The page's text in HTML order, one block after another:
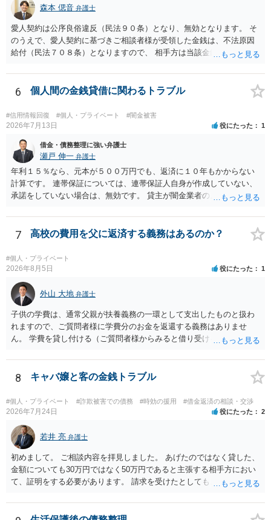
森本 偲音 弁護士
愛人契約は公序良俗違反（民法９０条）となり、無効となります。 そ
のうえで、愛人契約に基づきご相談者様が受領した金銭は、不法原因
給付（民法７０８条）となりますので、 相手方は当該金銭の返還請求
6 個人間の金銭貸借に関わるトラブル
#信用情報回復 #個人・プライベート #闇金被害
2026年7月13日 役にたった 1
借金・債務整理に強い弁護士
瀬戸 伸一 弁護士
年利１５％なら、元本が５００万円でも、返済に１０年もかからない
計算です。 連帯保証については、連帯保証人自身が作成していない、
承諾をしていない場合は、無効です。 貸主が闇金業者のようなことを
ことで、主債務者自身の債務は免れない（支払い義務あり）と思われ
ます。 これまでの借り入れと返済額をまとめて、現在の正確な債務残
整理をされることをおすすめします。
7 高校の費用を父に返済する義務はあるのか？
#個人・プライベート
2026年8月5日 役にたった 1
外山 大地 弁護士
子供の学費は、通常父親が扶養義務の一環として支出したものと扱わ
れますので、ご質問者様に学費分のお金を返還する義務はありませ
ん。 学費を貸し付ける（ご質問者様からみると借り受ける）といった
ょう。
8 キャバ嬢と客の金銭トラブル
#個人・プライベート #詐欺被害での債務 #時効の援用 #借金返済の相談・交渉
2026年7月24日 役にたった 2
若井 亮 弁護士
初めまして。 ご相談内容を拝見しました。 あげたのではなく貸した、
金額についても30万円ではなく50万円であると主張する相手方におい
て、証明をする必要があります。 請求を受けたとしても、もらったも
れることになるでしょう。 請求があるまでは、こちらからアクション
を起こす必要はないかと思います。